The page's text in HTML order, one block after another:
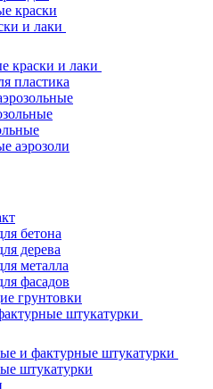
краски
и лаки
краски и лаки
пластика
аэрозоли
бетона
дерева
металла
фасадов
грунтовки
штукатурки
и фактурные штукатурки
штукатурки